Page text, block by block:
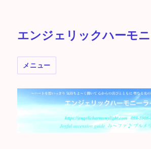
エンジェリックハーモ
メニュー